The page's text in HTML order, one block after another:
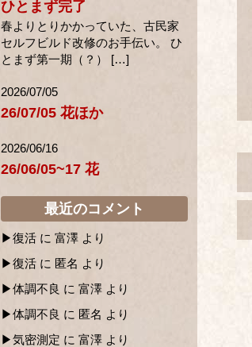
ひとまず完了
春よりとりかかっていた、古民家
セルフビルド改修のお手伝い。 ひ
とまず第一期（？） […]
2026/07/05
26/07/05 花ほか
2026/06/16
26/06/05~17 花
最近のコメント
復活 に 富澤 より
復活 に 匿名 より
体調不良 に 富澤 より
体調不良 に 匿名 より
気密測定 に 富澤 より